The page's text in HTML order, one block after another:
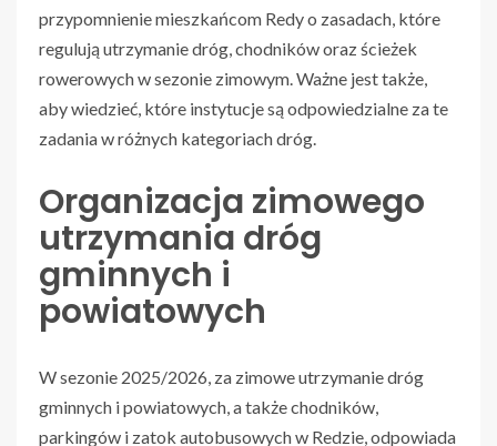
przypomnienie mieszkańcom Redy o zasadach, które
regulują utrzymanie dróg, chodników oraz ścieżek
rowerowych w sezonie zimowym. Ważne jest także,
aby wiedzieć, które instytucje są odpowiedzialne za te
zadania w różnych kategoriach dróg.
Organizacja zimowego
utrzymania dróg
gminnych i
powiatowych
W sezonie 2025/2026, za zimowe utrzymanie dróg
gminnych i powiatowych, a także chodników,
parkingów i zatok autobusowych w Redzie, odpowiada